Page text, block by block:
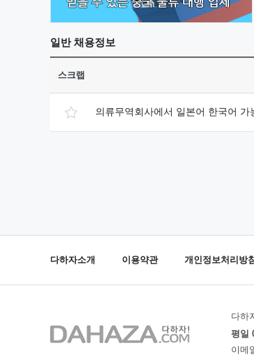
일반채용정보
스크랩
의류무역회사에서 일본어 한국어
다하자소개 이용약관 개인정보처리방침
다하
평일
이메